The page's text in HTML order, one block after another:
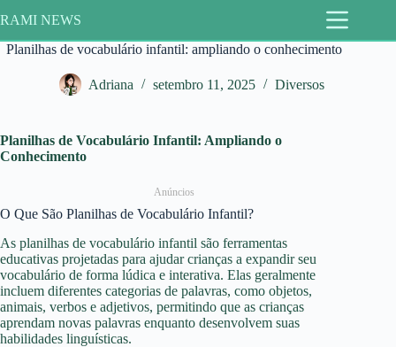
para
o
conteúdo
RAMI NEWS
Planilhas de vocabulário infantil: ampliando o conhecimento
Adriana setembro 11, 2025 Diversos
Planilhas de Vocabulário Infantil: Ampliando o
Conhecimento
Anúncios
O Que São Planilhas de Vocabulário Infantil?
As planilhas de vocabulário infantil são ferramentas
educativas projetadas para ajudar crianças a expandir seu
vocabulário de forma lúdica e interativa. Elas geralmente
incluem diferentes categorias de palavras, como objetos,
animais, verbos e adjetivos, permitindo que as crianças
aprendam novas palavras enquanto desenvolvem suas
habilidades linguísticas.